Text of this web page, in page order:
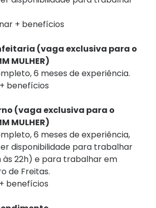
+ benefícios
(vaga exclusiva para o
MULHER)
6 meses de experiência.
benefícios
(vaga exclusiva para o
MULHER)
6 meses de experiência,
disponibilidade para trabalhar
22h) e para trabalhar em
de Freitas.
benefícios